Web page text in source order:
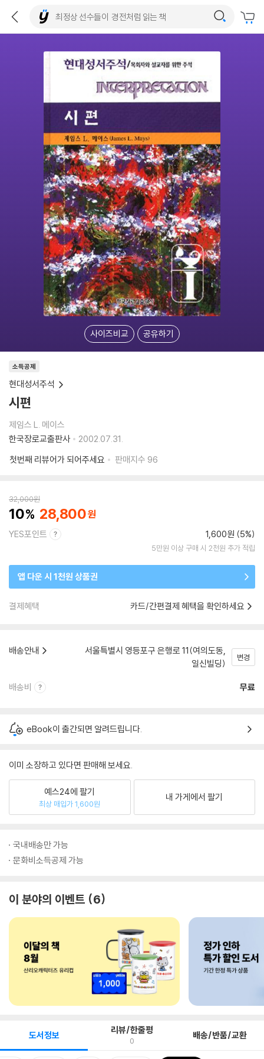
사이즈비교 공유하기
소득공제
현대성서주석
시편
제임스 L. 메이스
한국장로교출판사
2002.07.31.
첫번째 리뷰어가 되어주세요
판매지수 96
32,000원
10 28,800
YES포인트 1,600원 (5%)
5만원 이상 구매 시 2천원 추가 적립
앱 다운 시 1천원 상품권
결제혜택 카드/간편결제 혜택을 확인하세요
배송안내
서울특별시 영등포구 은행로 11(여의도동,
일신빌딩)
변경
배송비 무료
eBook이 출간되면 알려드립니다.
이미 소장하고 있다면 판매해 보세요.
예스24에 팔기
최상 매입가 1,600원
내 가게에서 팔기
국내배송만 가능
문화비소득공제 가능
이 분야의 이벤트 6
도서정보 리뷰/한줄평
0 배송/반품/교환